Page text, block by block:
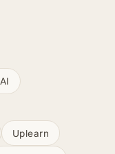
Uplearn